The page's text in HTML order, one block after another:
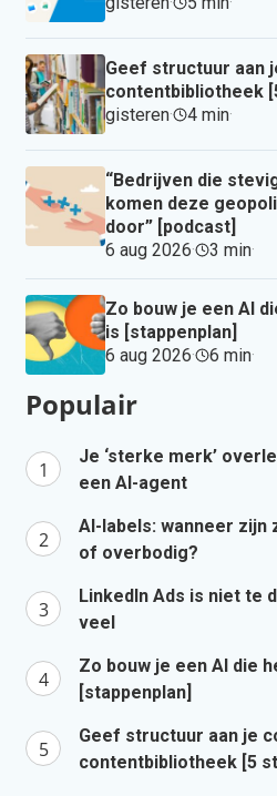
Geef structuur aan
contentbibliotheek
gisteren· 4 min·
“Bedrijven die
komen deze
door” [podcast]
6 aug 2026· 3 min·
Zo bouw je een AI
is [stappenplan]
6 aug 2026· 6 min·
Populair
Je ‘sterke merk’
een AI-agent
AI-labels: wanneer
of overbodig?
LinkedIn Ads is niet te
veel
Zo bouw je een AI die
[stappenplan]
Geef structuur aan je
contentbibliotheek [5